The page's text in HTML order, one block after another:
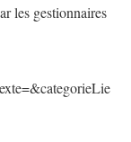
les gestionnaires